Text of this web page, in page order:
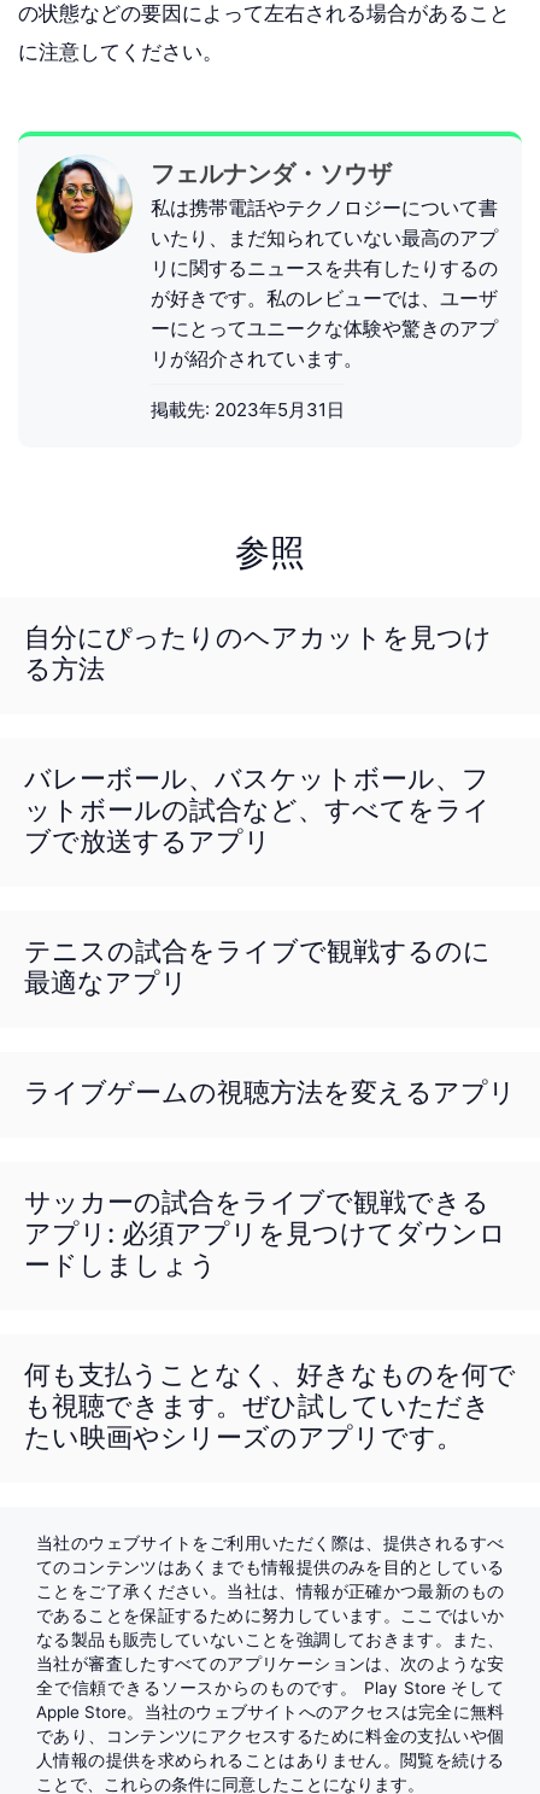
の状態などの要因によって左右される場合があること
に注意してください。
フェルナンダ・ソウザ
私は携帯電話やテクノロジーについて書
いたり、まだ知られていない最高のアプ
リに関するニュースを共有したりするの
が好きです。私のレビューでは、ユーザ
ーにとってユニークな体験や驚きのアプ
リが紹介されています。
掲載先: 2023年5月31日
参照
自分にぴったりのヘアカットを見つけ
る方法
バレーボール、バスケットボール、フ
ットボールの試合など、すべてをライ
ブで放送するアプリ
テニスの試合をライブで観戦するのに
最適なアプリ
ライブゲームの視聴方法を変えるアプリ
サッカーの試合をライブで観戦できる
アプリ: 必須アプリを見つけてダウンロ
ードしましょう
何も支払うことなく、好きなものを何で
も視聴できます。ぜひ試していただき
たい映画やシリーズのアプリです。
当社のウェブサイトをご利用いただく際は、提供されるすべ
てのコンテンツはあくまでも情報提供のみを目的としている
ことをご了承ください。当社は、情報が正確かつ最新のもの
であることを保証するために努力しています。ここではいか
なる製品も販売していないことを強調しておきます。また、
当社が審査したすべてのアプリケーションは、次のような安
全で信頼できるソースからのものです。 Play Storeそして
Apple Store。当社のウェブサイトへのアクセスは完全に無料
であり、コンテンツにアクセスするために料金の支払いや個
人情報の提供を求められることはありません。閲覧を続ける
ことで、これらの条件に同意したことになります。